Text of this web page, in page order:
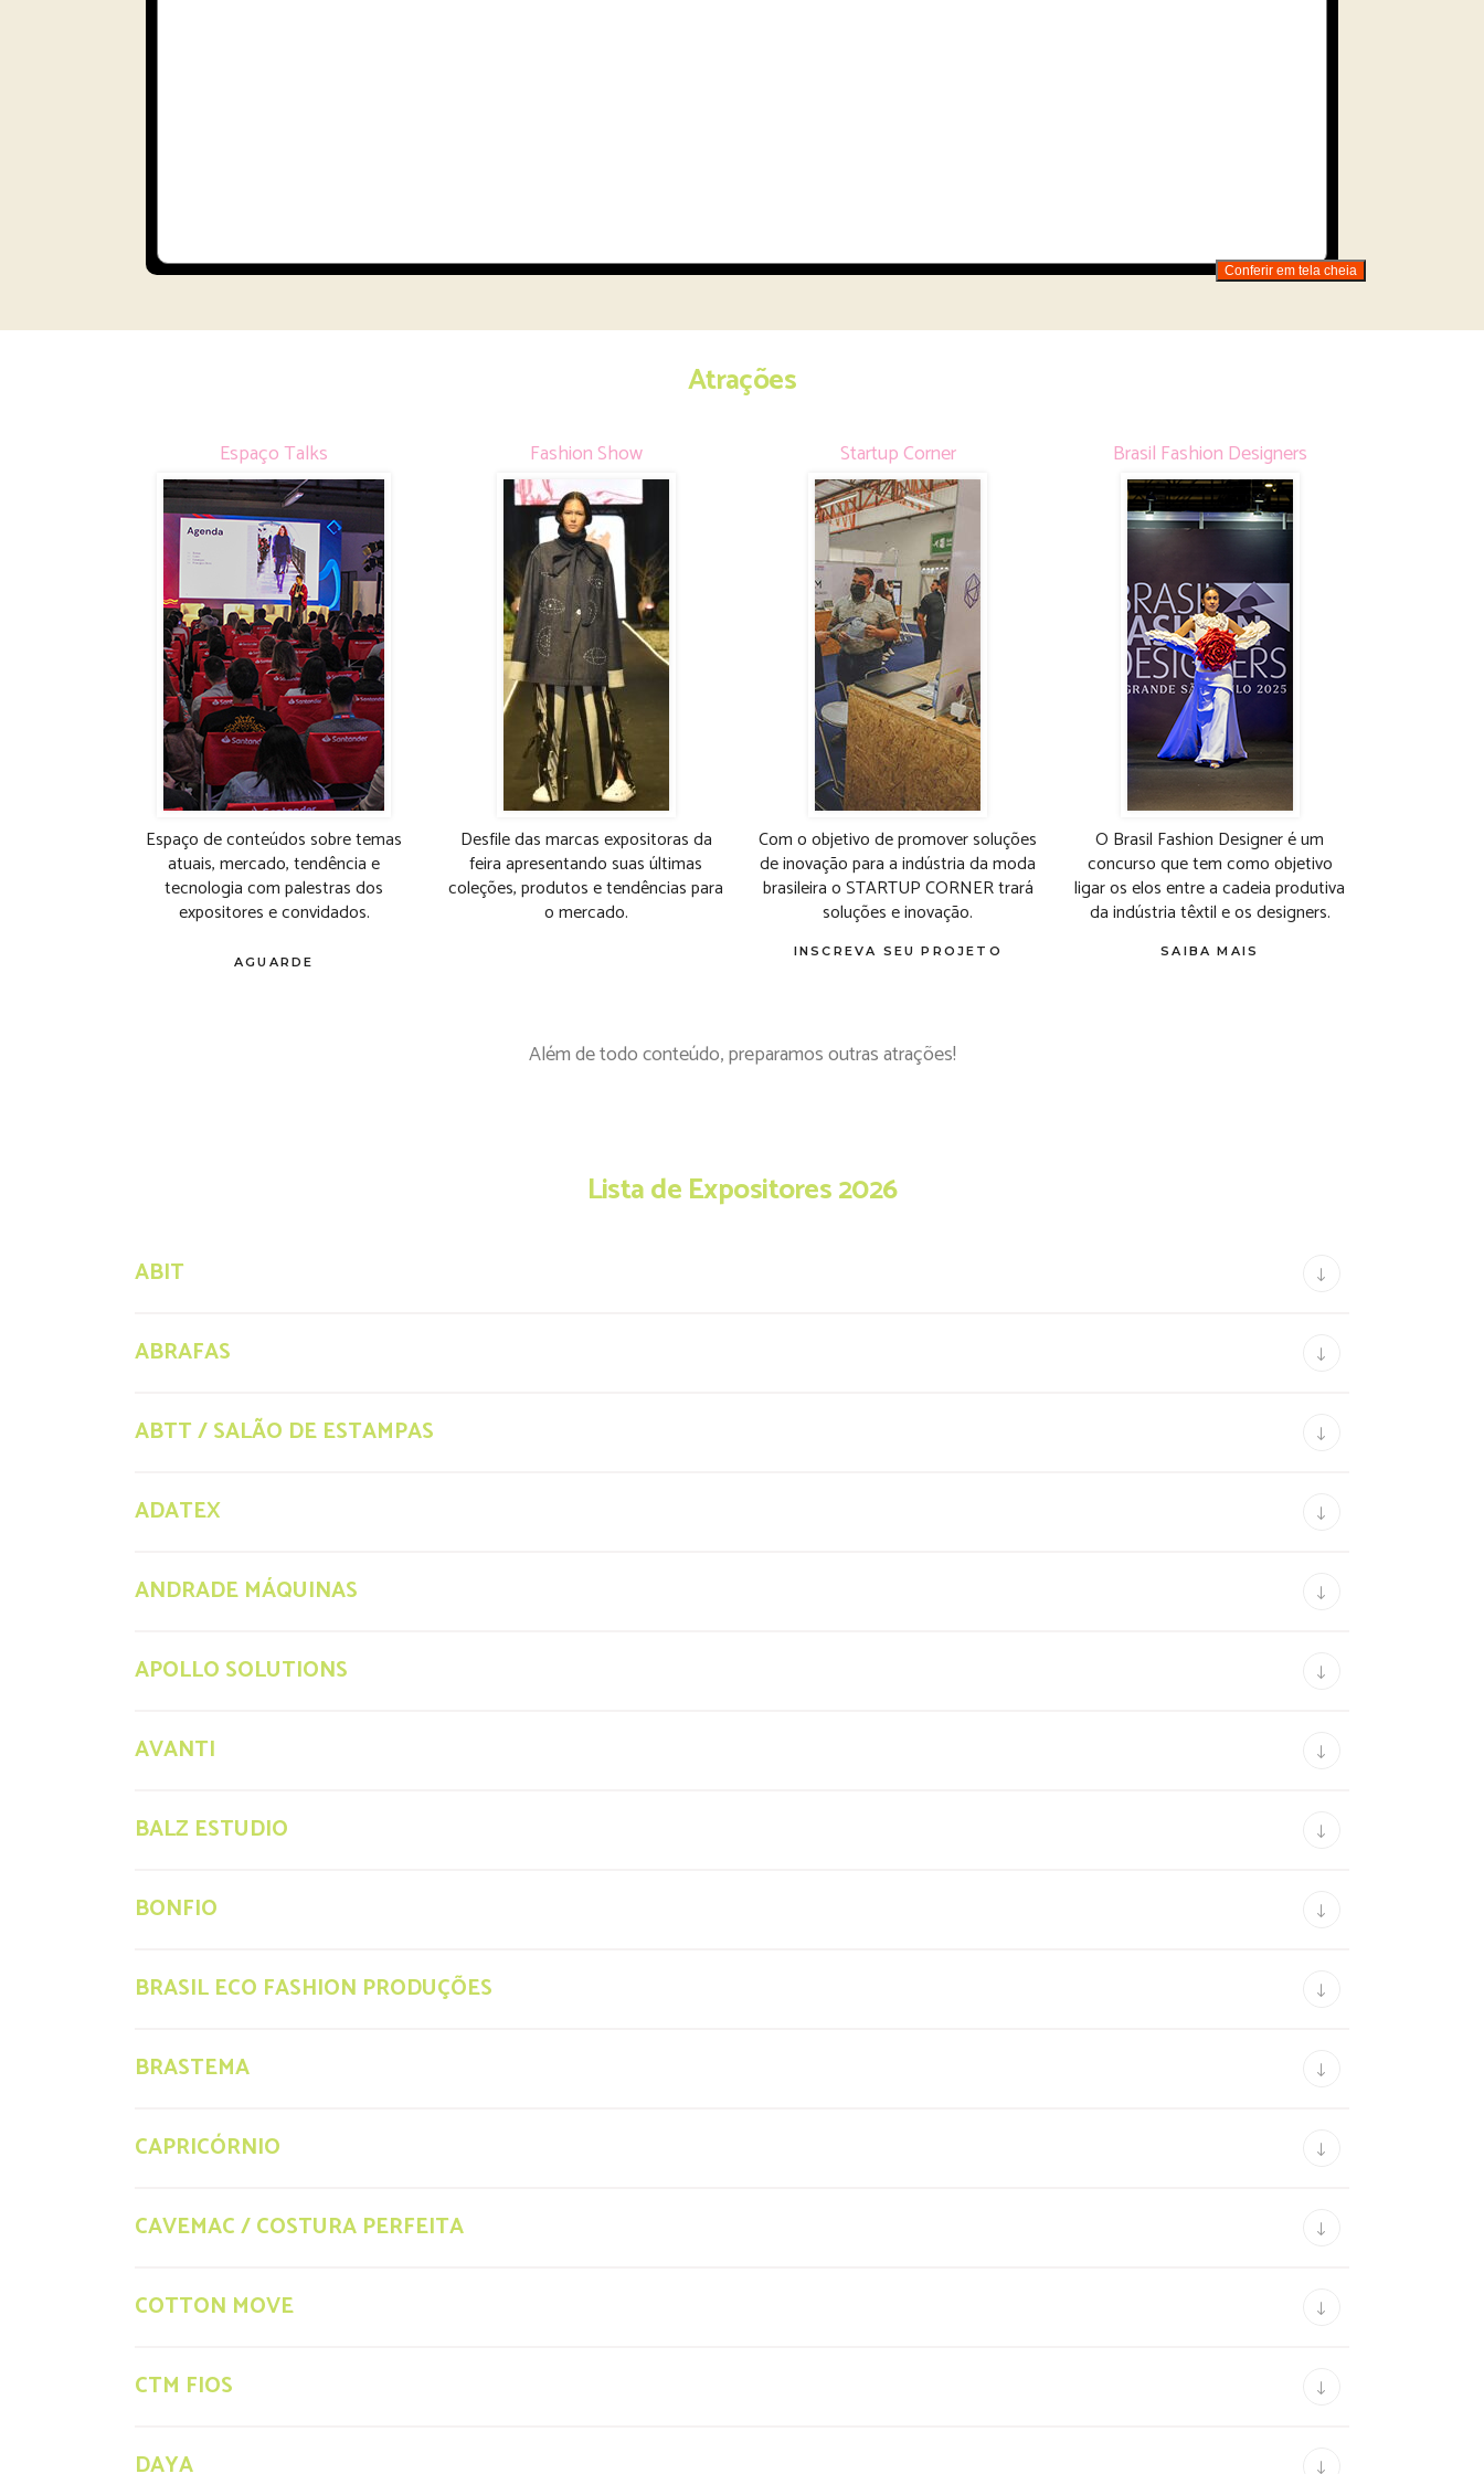
Conferir em tela cheia
Atrações
Espaço Talks
Espaço de conteúdos sobre temas
atuais, mercado, tendência e
tecnologia com palestras dos
expositores e convidados.
AGUARDE
Fashion Show
Desfile das marcas expositoras da
feira apresentando suas últimas
coleções, produtos e tendências para
o mercado.
Startup Corner
Com o objetivo de promover soluções
de inovação para a indústria da moda
brasileira o STARTUP CORNER trará
soluções e inovação.
INSCREVA SEU PROJETO
Brasil Fashion Designers
O Brasil Fashion Designer é um
concurso que tem como objetivo
ligar os elos entre a cadeia produtiva
da indústria têxtil e os designers.
SAIBA MAIS
Além de todo conteúdo, preparamos outras atrações!
Lista de Expositores 2026
ABIT
ABRAFAS
ABTT / SALÃO DE ESTAMPAS
ADATEX
ANDRADE MÁQUINAS
APOLLO SOLUTIONS
AVANTI
BALZ ESTUDIO
BONFIO
BRASIL ECO FASHION PRODUÇÕES
BRASTEMA
CAPRICÓRNIO
CAVEMAC / COSTURA PERFEITA
COTTON MOVE
CTM FIOS
DAYA